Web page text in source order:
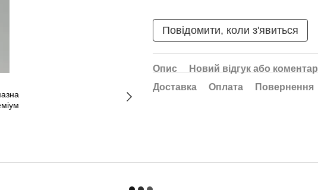
Повідомити, коли з'явиться
Опис
Новий відгук або коментар
Доставка
Оплата Повернення